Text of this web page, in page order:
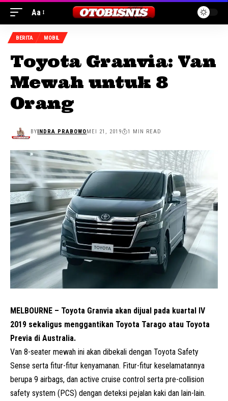
Aa
BERITA MOBIL
Toyota Granvia: Van
Mewah untuk 8
Orang
BYINDRA PRABOWOMEI 21, 2019 1 MIN READ
MELBOURNE – Toyota Granvia akan dijual pada kuartal IV
2019 sekaligus menggantikan Toyota Tarago atau Toyota
Previa di Australia.
Van 8-seater mewah ini akan dibekali dengan Toyota Safety
Sense serta fitur-fitur kenyamanan. Fitur-fitur keselamatannya
berupa 9 airbags, dan active cruise control serta pre-collision
safety system (PCS) dengan deteksi pejalan kaki dan lain-lain.